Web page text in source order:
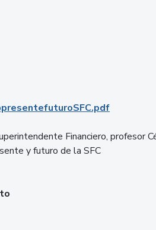
Financiero, profesor
y futuro de la SFC